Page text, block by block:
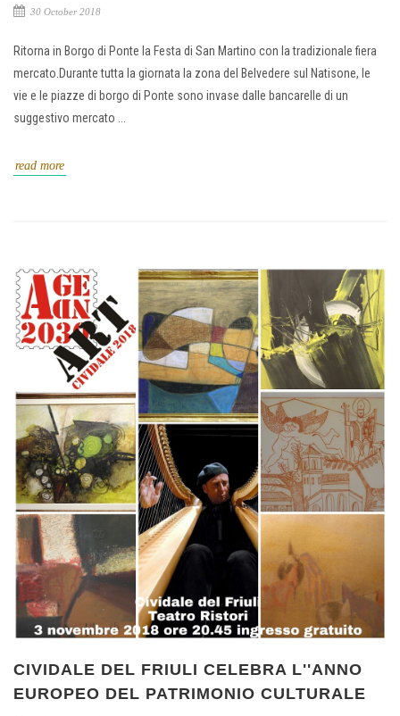
30 October 2018
Ritorna in Borgo di Ponte la Festa di San Martino con la tradizionale fiera
mercato.Durante tutta la giornata la zona del Belvedere sul Natisone, le
vie e le piazze di borgo di Ponte sono invase dalle bancarelle di un
suggestivo mercato ...
read more
CIVIDALE DEL FRIULI CELEBRA L''ANNO
EUROPEO DEL PATRIMONIO CULTURALE